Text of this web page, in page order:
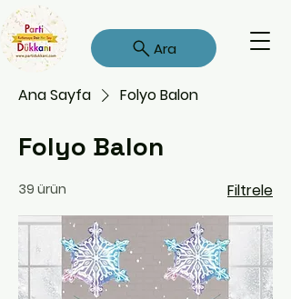
Ara
Ana Sayfa Folyo Balon
Folyo Balon
39 ürün Filtrele